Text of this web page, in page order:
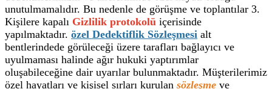
unutulmamalıdır. Bu nedenle de görüşme ve toplantılar 3.
Kişilere kapalı Gizlilik protokolü içerisinde
yapılmaktadır. özel Dedektiflik Sözleşmesi alt
bentlerindede görüleceği üzere tarafları bağlayıcı ve
uyulmaması halinde ağır hukuki yaptırımlar
oluşabileceğine dair uyarılar bulunmaktadır. Müşterilerimiz
özel hayatları ve kişisel sırları kurulan sözleşme ve